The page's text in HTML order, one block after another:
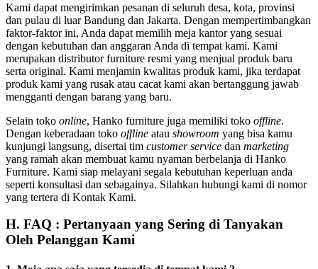
Kami dapat mengirimkan pesanan di seluruh desa, kota, provinsi
dan pulau di luar Bandung dan Jakarta. Dengan mempertimbangkan
faktor-faktor ini, Anda dapat memilih meja kantor yang sesuai
dengan kebutuhan dan anggaran Anda di tempat kami. Kami
merupakan distributor furniture resmi yang menjual produk baru
serta original. Kami menjamin kwalitas produk kami, jika terdapat
produk kami yang rusak atau cacat kami akan bertanggung jawab
mengganti dengan barang yang baru.
Selain toko online, Hanko furniture juga memiliki toko offline.
Dengan keberadaan toko offline atau showroom yang bisa kamu
kunjungi langsung, disertai tim customer service dan marketing
yang ramah akan membuat kamu nyaman berbelanja di Hanko
Furniture. Kami siap melayani segala kebutuhan keperluan anda
seperti konsultasi dan sebagainya. Silahkan hubungi kami di nomor
yang tertera di Kontak Kami.
H. FAQ : Pertanyaan yang Sering di Tanyakan
Oleh Pelanggan Kami